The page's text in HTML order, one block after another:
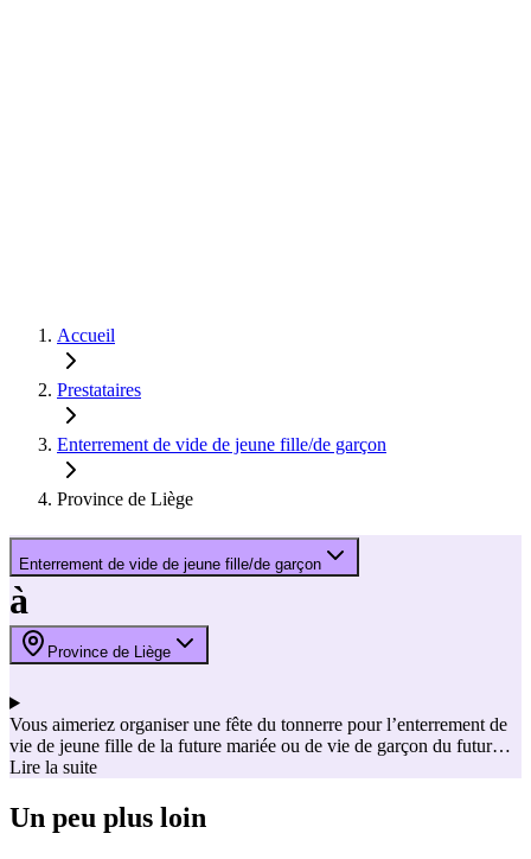
Accueil
Prestataires
Enterrement de vide de jeune fille/de garçon
Province de Liège
Enterrement de vide de jeune fille/de garçon
à
Province de Liège
Vous aimeriez organiser une fête du tonnerre pour l’enterrement de
vie de jeune fille de la future mariée ou de vie de garçon du futur
marié, mais vous ne savez pas comment vous y prendre ? Trouvez
votre week-end restera dans les annales ! Découvrez les activités les
plus délassantes, amusantes ou aventureuses qui soient pour son
Lire la suite
Un peu plus loin